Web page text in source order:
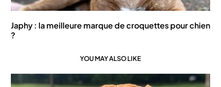
Japhy : la meilleure marque de croquettes pour chien
?
YOU MAY ALSO LIKE